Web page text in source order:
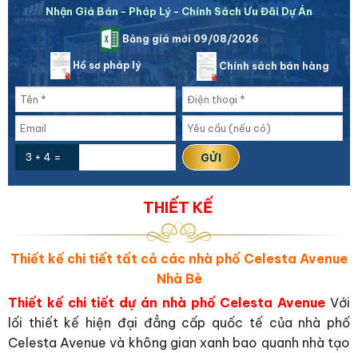
Nhận Giá Bán - Pháp Lý - Chính Sách Ưu Đãi Dự Án
Bảng giá mới 09/08/2026
Hồ sơ pháp lý Chính sách bán hàng
3 + 4 =
THIẾT KẾ
Thiết kế chi tiết tất cả các nhà phố Celesta Avenue
Nhà Bè
Thiết kế chi tiết dự án nhà phố Celesta Avenue Với
lối thiết kế hiện đại đẳng cấp quốc tế của nhà phố
Celesta Avenue và không gian xanh bao quanh nhà tạo